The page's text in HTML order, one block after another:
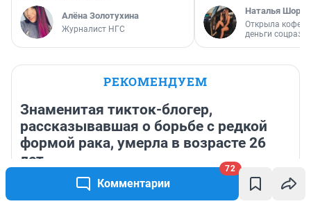
Комментарии
72
Алёна Золотухина
Журналист НГС
Наталья
Открыла
деньги
РЕКОМЕНДУЕМ
Знаменитая тикток-блогер,
рассказывавшая о борьбе с редкой
формой рака, умерла в возрасте 26
лет
8 572 30
«Кто-то считает меня сумасшедшей».